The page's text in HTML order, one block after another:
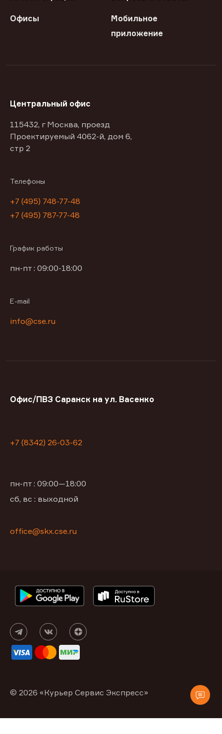
Офисы
Мобильное
приложение
Центральный офис
115432, г Москва, проезд
Проектируемый 4062-й, дом 6,
стр 2
Телефоны
+7 (495) 748-77-48
+7 (495) 787-77-48
График работы
пн-пт : 09:00-18:00
E-mail
info@cse.ru
Офис/ПВЗ Саранск на ул. Васенко
+7 (8342) 26-03-62
пн-пт : 09:00—18:00
сб, вс : выходной
office@skx.cse.ru
© 2026 «Курьер Сервис Экспресс»